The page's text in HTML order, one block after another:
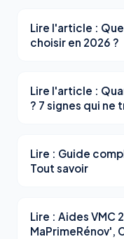
Lire l'article :
choisir en 2026 ?
Lire l'article :
? 7 signes qui ne
Lire : Guide
Tout savoir
Lire : Aides VMC
MaPrimeRénov',